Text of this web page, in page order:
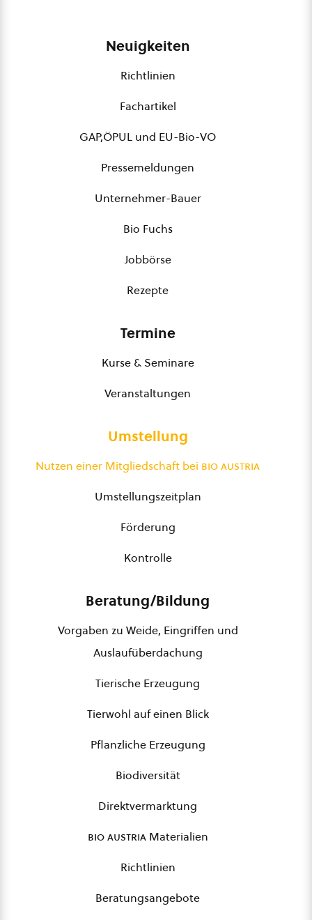
Neuigkeiten
Richtlinien
Fachartikel
GAP,ÖPUL und EU-Bio-VO
Pressemeldungen
Unternehmer-Bauer
Bio Fuchs
Jobbörse
Rezepte
Termine
Kurse & Seminare
Veranstaltungen
Umstellung
Nutzen einer Mitgliedschaft bei bio austria
Umstellungszeitplan
Förderung
Kontrolle
Beratung/Bildung
Vorgaben zu Weide, Eingriffen und
Auslaufüberdachung
Tierische Erzeugung
Tierwohl auf einen Blick
Pflanzliche Erzeugung
Biodiversität
Direktvermarktung
bio austriaMaterialien
Richtlinien
Beratungsangebote